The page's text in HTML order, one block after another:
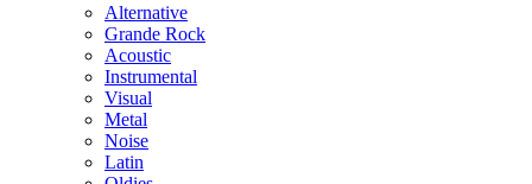
Alternative
Grande Rock
Acoustic
Instrumental
Visual
Metal
Noise
Latin